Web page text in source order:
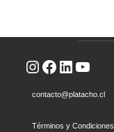
Instagram
Facebook
LinkedIn
contacto@platacho.cl
Términos y Condiciones